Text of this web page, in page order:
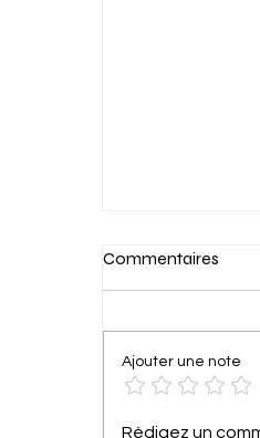
Pédagoprompts
Commentaires
Ajouter une note
Rédigez un